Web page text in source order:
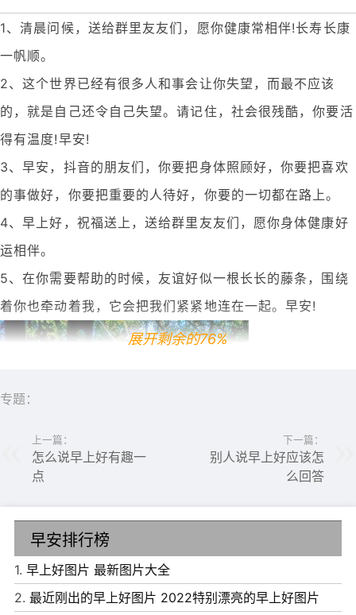
1、清晨问候，送给群里友友们，愿你健康常相伴!长寿长康
一帆顺。
2、这个世界已经有很多人和事会让你失望，而最不应该
的，就是自己还令自己失望。请记住，社会很残酷，你要活
得有温度!早安!
3、早安，抖音的朋友们，你要把身体照顾好，你要把喜欢
的事做好，你要把重要的人待好，你要的一切都在路上。
4、早上好，祝福送上，送给群里友友们，愿你身体健康好
运相伴。
5、在你需要帮助的时候，友谊好似一根长长的藤条，围绕
着你也牵动着我，它会把我们紧紧地连在一起。早安!
展开剩余的76%
专题：
上一篇：
怎么说早上好有趣一
点
下一篇：
别人说早上好应该怎
么回答
早安排行榜
1. 早上好图片 最新图片大全
2. 最近刚出的早上好图片 2022特别漂亮的早上好图片